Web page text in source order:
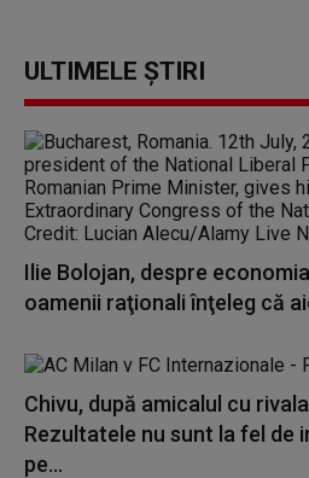
ULTIMELE ȘTIRI
Ilie Bolojan, despre
oamenii raţionali înţeleg că
Chivu, după amicalul cu
Rezultatele nu sunt la fel de
pe...